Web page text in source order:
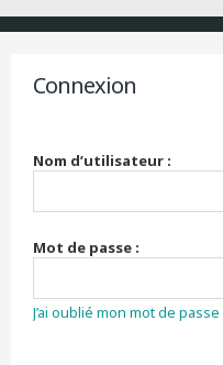
Connexion
Nom d’utilisateur :
Mot de passe :
J’ai oublié mon mot de passe